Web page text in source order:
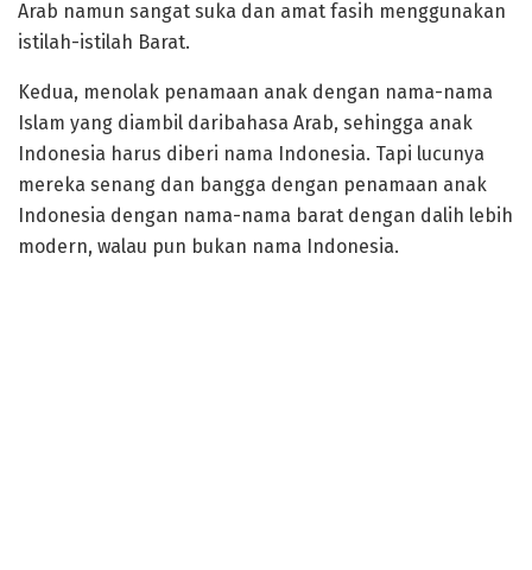
Arab namun sangat suka dan amat fasih menggunakan
istilah-istilah Barat.
Kedua, menolak penamaan anak dengan nama-nama
Islam yang diambil daribahasa Arab, sehingga anak
Indonesia harus diberi nama Indonesia. Tapi lucunya
mereka senang dan bangga dengan penamaan anak
Indonesia dengan nama-nama barat dengan dalih lebih
modern, walau pun bukan nama Indonesia.